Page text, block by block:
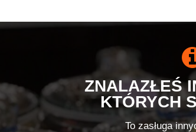
ZNALAZŁEŚ
KTÓRYCH
To zasługa